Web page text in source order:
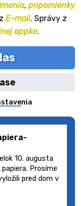
, pripomienky
E-mail. Správy z
appke.
10. augusta
Prosíme
pred dom v